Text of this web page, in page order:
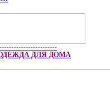
ДЛЯ ДОМА